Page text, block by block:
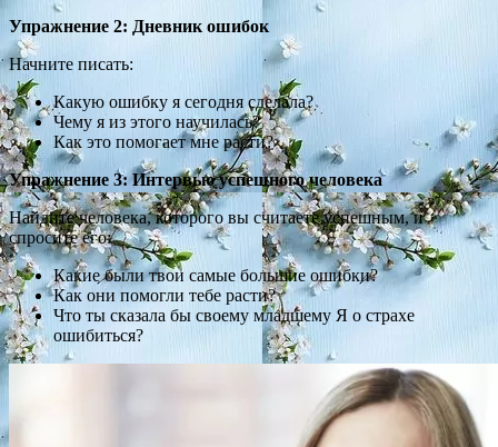
Упражнение 2: Дневник ошибок
Начните писать:
Какую ошибку я сегодня сделала?
Чему я из этого научилась?
Как это помогает мне расти?
Упражнение 3: Интервью успешного человека
Найдите человека, которого вы считаете успешным, и
спросите его:
Какие были твои самые большие ошибки?
Как они помогли тебе расти?
Что ты сказала бы своему младшему Я о страхе
ошибиться?